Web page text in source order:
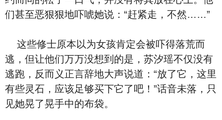
们甚至恶狠狠地吓唬她说：“赶紧走，不然……”
这些修士原本以为女孩肯定会被吓得落荒而
逃，但让他们万万没想到的是，苏汐瑶不仅没有
逃跑，反而义正言辞地大声说道：“放了它，这里
有些灵石，应该足够买下它了吧！”话音未落，只
见她晃了晃手中的布袋。